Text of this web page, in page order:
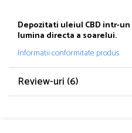
Depozitati uleiul CBD intr-
lumina directa a soarelui.
Informatii conformitate produs
Review-uri (6)